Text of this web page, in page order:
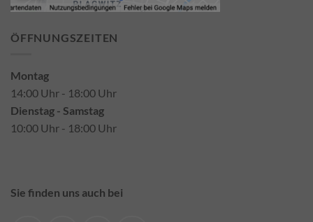
ÖFFNUNGSZEITEN
Montag
14:00 Uhr - 18:00 Uhr
Dienstag - Samstag
10:00 Uhr - 18:00 Uhr
Sie finden uns auch bei